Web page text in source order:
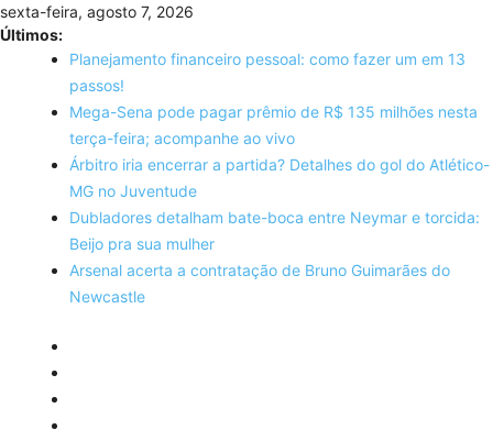
Skip
to
content
sexta-feira, agosto 7, 2026
Últimos:
Planejamento financeiro pessoal: como fazer um em 13
passos!
Mega-Sena pode pagar prêmio de R$ 135 milhões nesta
terça-feira; acompanhe ao vivo
Árbitro iria encerrar a partida? Detalhes do gol do Atlético-
MG no Juventude
Dubladores detalham bate-boca entre Neymar e torcida:
Beijo pra sua mulher
Arsenal acerta a contratação de Bruno Guimarães do
Newcastle